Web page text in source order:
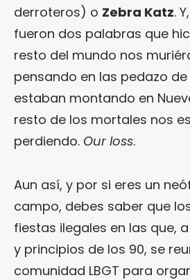
derroteros) o Zebra Katz.
fueron dos palabras que
resto del mundo nos
pensando en las pedazo
estaban montando en
resto de los mortales nos
perdiendo. Our loss.
Aun así, y por si eres un
campo, debes saber que
fiestas ilegales en las que,
y principios de los 90, se
comunidad LBGT para